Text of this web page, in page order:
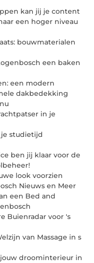
kan jij je content
een hoger niveau
bouwmaterialen
een baken
een modern
dakbedekking
in je
studietijd
ben jij klaar voor de
look voorzien
Nieuws en Meer
een Bed and
Buienradar voor 's
van Massage in s
droominterieur in